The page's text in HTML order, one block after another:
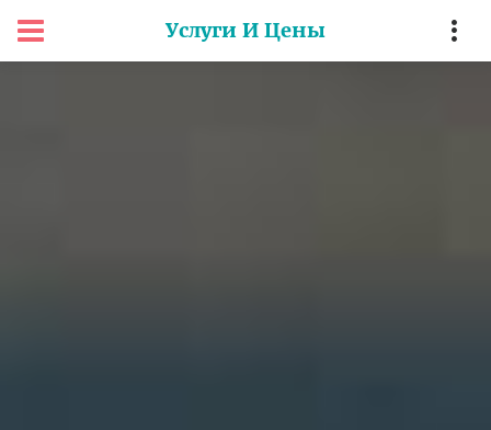
Услуги И Цены